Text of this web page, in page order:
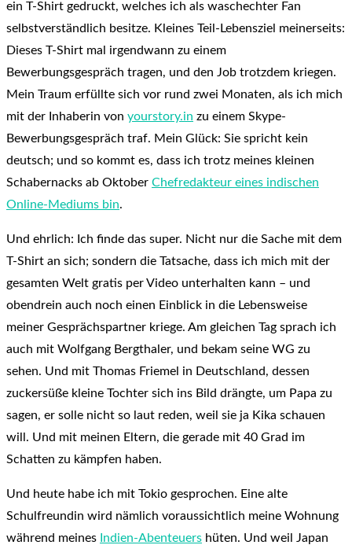
ein T-Shirt gedruckt, welches ich als waschechter Fan
selbstverständlich besitze. Kleines Teil-Lebensziel meinerseits:
Dieses T-Shirt mal irgendwann zu einem
Bewerbungsgespräch tragen, und den Job trotzdem kriegen.
Mein Traum erfüllte sich vor rund zwei Monaten, als ich mich
mit der Inhaberin von yourstory.in zu einem Skype-
Bewerbungsgespräch traf. Mein Glück: Sie spricht kein
deutsch; und so kommt es, dass ich trotz meines kleinen
Schabernacks ab Oktober Chefredakteur eines indischen
Online-Mediums bin.
Und ehrlich: Ich finde das super. Nicht nur die Sache mit dem
T-Shirt an sich; sondern die Tatsache, dass ich mich mit der
gesamten Welt gratis per Video unterhalten kann – und
obendrein auch noch einen Einblick in die Lebensweise
meiner Gesprächspartner kriege. Am gleichen Tag sprach ich
auch mit Wolfgang Bergthaler, und bekam seine WG zu
sehen. Und mit Thomas Friemel in Deutschland, dessen
zuckersüße kleine Tochter sich ins Bild drängte, um Papa zu
sagen, er solle nicht so laut reden, weil sie ja Kika schauen
will. Und mit meinen Eltern, die gerade mit 40 Grad im
Schatten zu kämpfen haben.
Und heute habe ich mit Tokio gesprochen. Eine alte
Schulfreundin wird nämlich voraussichtlich meine Wohnung
während meines Indien-Abenteuers hüten. Und weil Japan